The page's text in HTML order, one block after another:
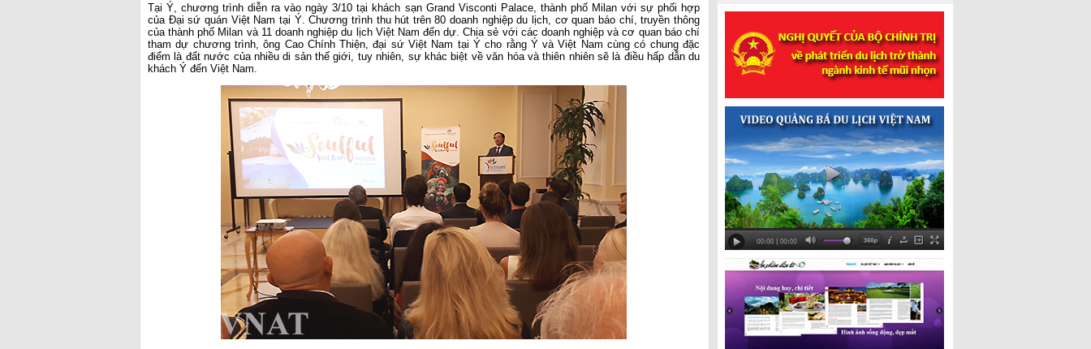
Tại Ý, chương trình diễn ra vào ngày 3/10 tại khách sạn Grand Visconti Palace, thành phố Milan với sự phối hợp
của Đại sứ quán Việt Nam tại Ý. Chương trình thu hút trên 80 doanh nghiệp du lịch, cơ quan báo chí, truyền thông
của thành phố Milan và 11 doanh nghiệp du lịch Việt Nam đến dự. Chia sẻ với các doanh nghiệp và cơ quan báo chí
tham dự chương trình, ông Cao Chính Thiện, đại sứ Việt Nam tại Ý cho rằng Ý và Việt Nam cùng có chung đặc
điểm là đất nước của nhiều di sản thế giới, tuy nhiên, sự khác biệt về văn hóa và thiên nhiên sẽ là điều hấp dẫn du
khách Ý đến Việt Nam.